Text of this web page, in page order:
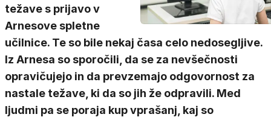
težave s prijavo v
Arnesove spletne
učilnice. Te so bile nekaj časa celo nedosegljive.
Iz Arnesa so sporočili, da se za nevšečnosti
opravičujejo in da prevzemajo odgovornost za
nastale težave, ki da so jih že odpravili. Med
ljudmi pa se poraja kup vprašanj, kaj so